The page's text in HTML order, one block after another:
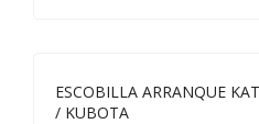
ESCOBILLA ARRANQUE
/ KUBOTA